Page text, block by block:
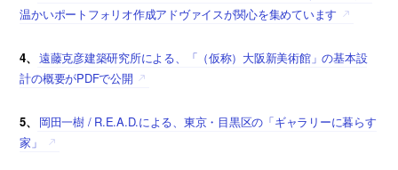
温かいポートフォリオ作成アドヴァイスが関心を集めています
4、 遠藤克彦建築研究所による、「（仮称）大阪新美術館」の基本設
計の概要がPDFで公開
5、
岡田一樹 / R.E.A.D.による、東京・目黒区の「ギャラリーに暮らす
家」